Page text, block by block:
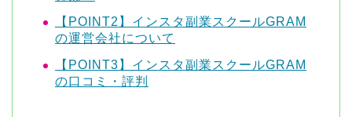
【POINT2】インスタ副業スクールGRAM
の運営会社について
【POINT3】インスタ副業スクールGRAM
の口コミ・評判